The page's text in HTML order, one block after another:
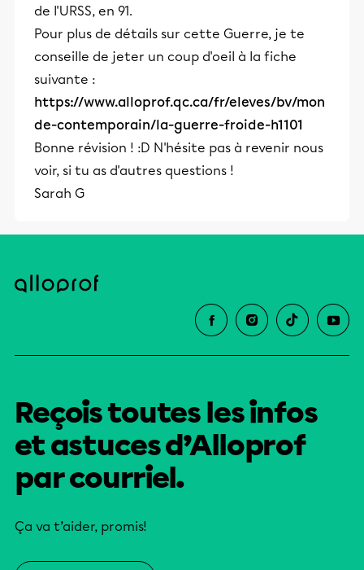
de l'URSS, en 91.
Pour plus de détails sur cette Guerre, je te
conseille de jeter un coup d'oeil à la fiche
suivante :
https://www.alloprof.qc.ca/fr/eleves/bv/mon
de-contemporain/la-guerre-froide-h1101
Bonne révision ! :D N'hésite pas à revenir nous
voir, si tu as d'autres questions !
Sarah G
Reçois toutes les infos
et astuces d’Alloprof
par courriel.
Ça va t’aider, promis!